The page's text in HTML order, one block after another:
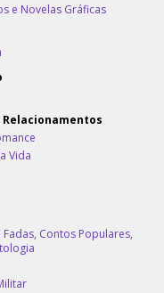
e Novelas Gráficas
Relacionamentos
Vida
Contos Populares,